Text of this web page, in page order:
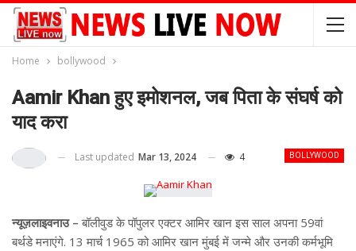
Home bollywood
Aamir Khan हुए इमोशनल, जब पिता के संघर्ष को
याद करा
BOLLYWOOD
Last updated Mar 13, 2024 4
न्यूज़लाइवनाउ –बॉलीवुड के पॉपुलर एक्टर आमिर खान इस साल अपना 59वां
बर्थडे मनाएंगे. 13 मार्च 1965 को आमिर खान मुंबई में जन्मे और उनकी कर्मभूमि